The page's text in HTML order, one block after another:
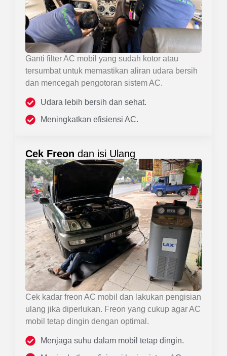
Ganti filter AC mobil yang sudah kotor atau
tersumbat untuk memastikan aliran udara bersih
dan mencegah pengotoran sistem AC.
Udara lebih bersih dan sehat.
Meningkatkan efisiensi AC.
Cek Freon dan isi Ulang
Cek kadar freon AC mobil dan lakukan pengisian
ulang jika diperlukan. Freon yang cukup agar AC
mobil tetap dingin dengan optimal.
Menjaga suhu dalam mobil tetap dingin.